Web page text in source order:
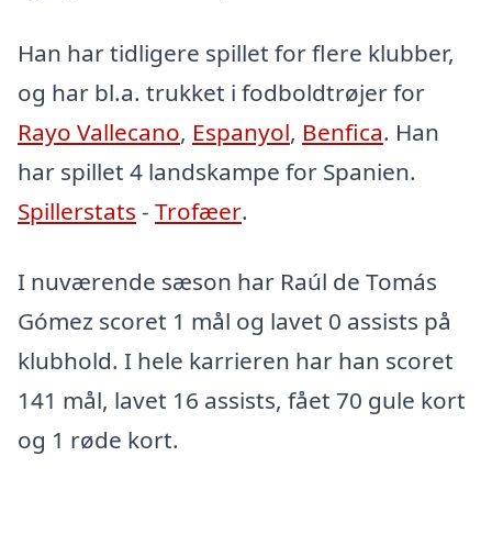
Han har tidligere spillet for flere klubber,
og har bl.a. trukket i fodboldtrøjer for
Rayo Vallecano, Espanyol, Benfica. Han
har spillet 4 landskampe for Spanien.
Spillerstats - Trofæer.
I nuværende sæson har Raúl de Tomás
Gómez scoret 1 mål og lavet 0 assists på
klubhold. I hele karrieren har han scoret
141 mål, lavet 16 assists, fået 70 gule kort
og 1 røde kort.